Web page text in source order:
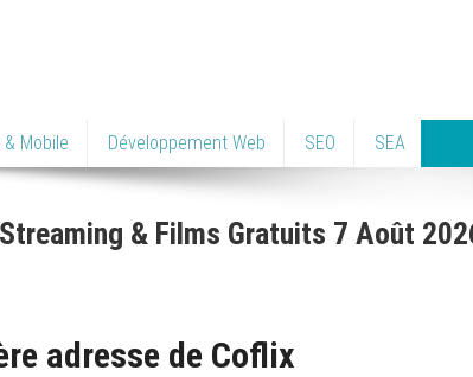
Mobile Développement Web SEO SEA
& Films Gratuits 7 Août
adresse de Coflix